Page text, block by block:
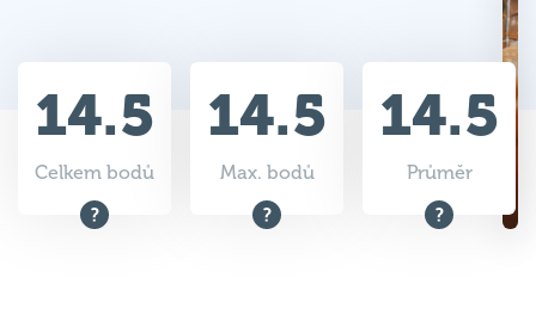
14.5
Celkem bodů
14.5
Max. bodů
14.5
Průměr